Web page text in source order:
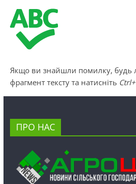
Якщо ви знайшли помилку, будь
фрагмент тексту та натисніть
ПРО НАС